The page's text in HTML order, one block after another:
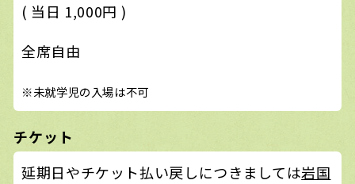
( 当日 1,000円 )
全席自由
※未就学児の入場は不可
チケット
延期日やチケット払い戻しにつきましては岩国